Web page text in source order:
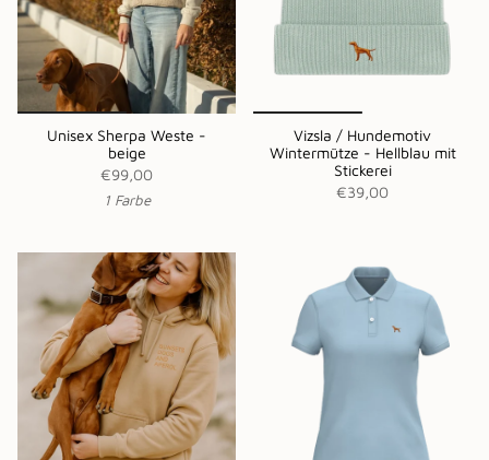
Unisex Sherpa Weste -
beige
€99,00
1 Farbe
Vizsla / Hundemotiv
Wintermütze - Hellblau mit
Stickerei
€39,00